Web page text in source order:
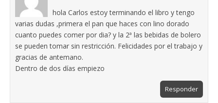
hola Carlos estoy terminando el libro y tengo
varias dudas ,primera el pan que haces con lino dorado
cuanto puedes comer por dia? y la 2ª las bebidas de bolero
se pueden tomar sin restricción. Felicidades por el trabajo y
gracias de antemano.
Dentro de dos días empiezo
Responder